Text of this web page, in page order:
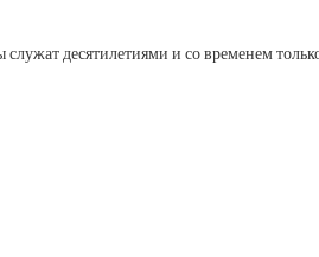
десятилетиями и со временем